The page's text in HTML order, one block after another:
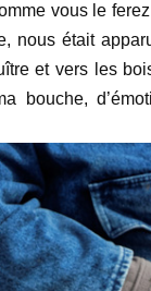
vous le
nous était
et vers les
bouche,